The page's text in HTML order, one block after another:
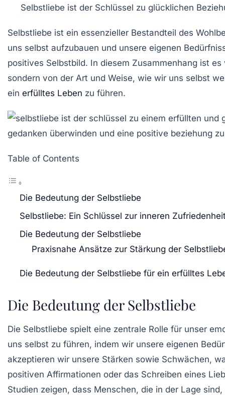
Selbstliebe ist der Schlüssel zu glücklichen
Selbstliebe ist ein essenzieller Bestandteil des
uns selbst aufzubauen und unsere eigenen
positives Selbstbild. In diesem Zusammenhang ist
sondern von der Art und Weise, wie wir uns selbst
ein erfülltes Leben zu führen.
Table of Contents
Die Bedeutung der Selbstliebe
Selbstliebe: Ein Schlüssel zur inneren
Die Bedeutung der Selbstliebe
Praxisnahe Ansätze zur Stärkung der
Die Bedeutung der Selbstliebe für ein erfülltes
Die Bedeutung der Selbstliebe
Die Selbstliebe spielt eine zentrale Rolle für unser
uns selbst zu führen, indem wir unsere eigenen
akzeptieren wir unsere Stärken sowie Schwächen,
positiven Affirmationen oder das Schreiben eines
Studien zeigen, dass Menschen, die in der Lage